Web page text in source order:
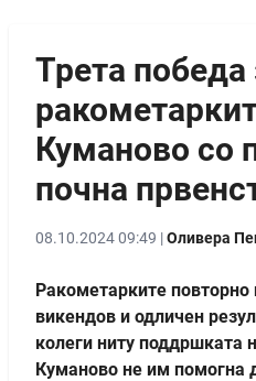
Трета победа
Куманово со
почна
08.10.2024 09:49 |Оливера
Ракометарките повторно
викендов и одличен
колеги ниту поддршката
Куманово не им помогна